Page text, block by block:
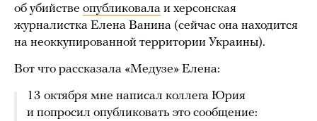
об убийстве опубликовала и херсонская
журналистка Елена Ванина (сейчас она находится
на неоккупированной территории Украины).
Вот что рассказала «Медузе» Елена:
13 октября мне написал коллега Юрия
и попросил опубликовать это сообщение: